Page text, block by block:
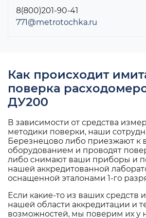
8(800)201-90-41
771@metrotochka.ru
Как происходит
поверка
ДУ200
В зависимости от средства
методики поверки, наши
Березнецово либо приезжают к
оборудованием и проводят
либо снимают ваши приборы и
нашей аккредитованной
оснащенной эталонами 1-го
Если какие-то из ваших средств
нашей области аккредитации и
возможностей, мы поверим их у